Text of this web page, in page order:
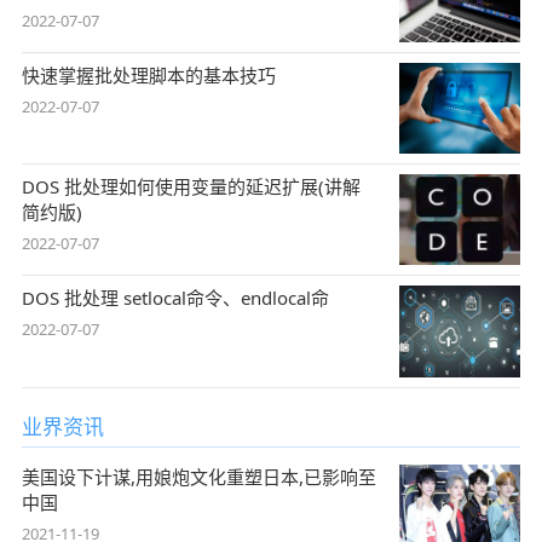
2022-07-07
快速掌握批处理脚本的基本技巧
2022-07-07
DOS 批处理如何使用变量的延迟扩展(讲解
简约版)
2022-07-07
DOS 批处理 setlocal命令、endlocal命
2022-07-07
业界资讯
美国设下计谋,用娘炮文化重塑日本,已影响至
中国
2021-11-19